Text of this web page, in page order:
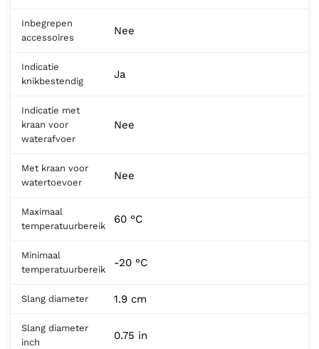
Inbegrepen
accessoires
Nee
Indicatie
knikbestendig
Ja
Indicatie met
kraan voor
waterafvoer
Nee
Met kraan voor
watertoevoer
Nee
Maximaal
temperatuurbereik
60 °C
Minimaal
temperatuurbereik
-20 °C
Slang diameter 1.9 cm
Slang diameter
inch
0.75 in